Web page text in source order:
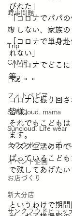
時事問題
旅
Trip
CAMP
日記
フォトベビマ
SUNCloud. mama
Suncloud. Life wear
クラウドファンディ
イベント企画
お店づくり
新大分店
サンクラウドヒュッ
びれた」
「コロナでパパ
リしない、家族の
「コロナで単身
れない」
「コロナでどこに
等。。。
コロナに振り回
皆様。
それでもこども
ます。
マスク生活の中
ばっているこど
で残してあげたい
というわけで期